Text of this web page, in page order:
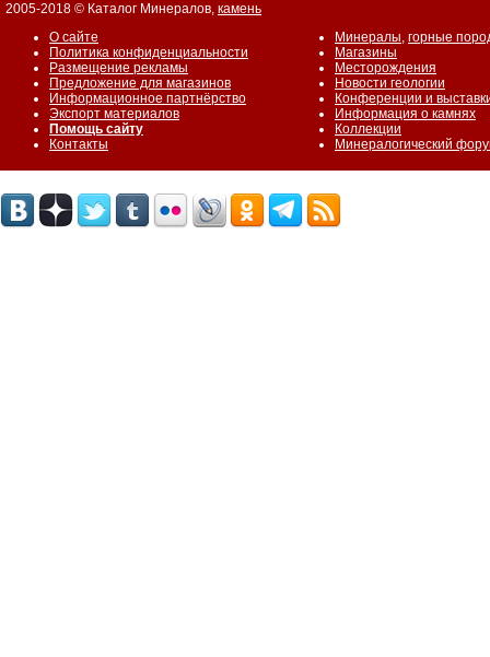
2005-2018 © Каталог Минералов, камень
О сайте
Политика конфиденциальности
Размещение рекламы
Предложение для магазинов
Информационное партнёрство
Экспорт материалов
Помощь сайту
Контакты
Минералы, горные
Магазины
Месторождения
Новости геологии
Конференции и
Информация о камнях
Коллекции
Минералогический